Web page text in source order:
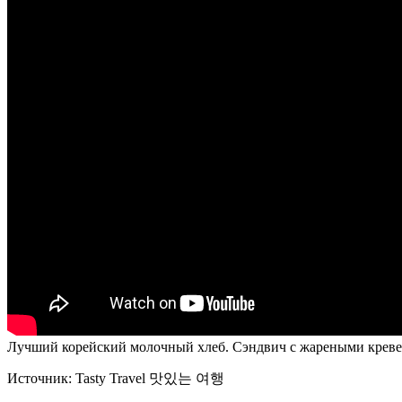
Лучший корейский молочный хлеб. Сэндвич с жареными
Источник: Tasty Travel 맛있는 여행